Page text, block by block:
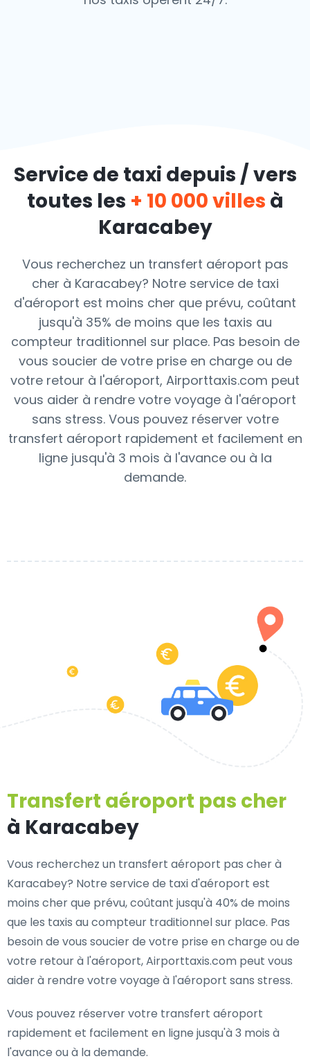
Service de taxi depuis / vers
toutes les + 10 000 villes à
Karacabey
Vous recherchez un transfert aéroport pas
cher à Karacabey? Notre service de taxi
d'aéroport est moins cher que prévu, coûtant
jusqu'à 35% de moins que les taxis au
compteur traditionnel sur place. Pas besoin de
vous soucier de votre prise en charge ou de
votre retour à l'aéroport, Airporttaxis.com peut
vous aider à rendre votre voyage à l'aéroport
sans stress. Vous pouvez réserver votre
transfert aéroport rapidement et facilement en
ligne jusqu'à 3 mois à l'avance ou à la
demande.
Transfert aéroport pas cher
à Karacabey
Vous recherchez un transfert aéroport pas cher à
Karacabey? Notre service de taxi d'aéroport est
moins cher que prévu, coûtant jusqu'à 40% de moins
que les taxis au compteur traditionnel sur place. Pas
besoin de vous soucier de votre prise en charge ou de
votre retour à l'aéroport, Airporttaxis.com peut vous
aider à rendre votre voyage à l'aéroport sans stress.
Vous pouvez réserver votre transfert aéroport
rapidement et facilement en ligne jusqu'à 3 mois à
l'avance ou à la demande.